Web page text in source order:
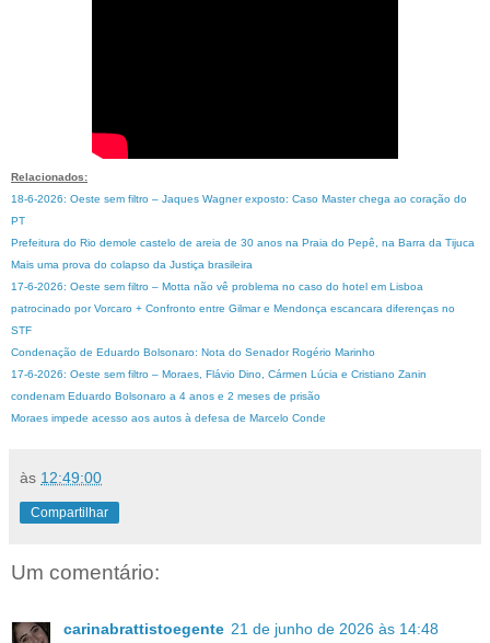
Relacionados:
18-6-2026: Oeste sem filtro – Jaques Wagner exposto: Caso Master chega ao coração do
PT
Prefeitura do Rio demole castelo de areia de 30 anos na Praia do Pepê, na Barra da Tijuca
Mais uma prova do colapso da Justiça brasileira
17-6-2026: Oeste sem filtro – Motta não vê problema no caso do hotel em Lisboa
patrocinado por Vorcaro + Confronto entre Gilmar e Mendonça escancara diferenças no
STF
Condenação de Eduardo Bolsonaro: Nota do Senador Rogério Marinho
17-6-2026: Oeste sem filtro – Moraes, Flávio Dino, Cármen Lúcia e Cristiano Zanin
condenam Eduardo Bolsonaro a 4 anos e 2 meses de prisão
Moraes impede acesso aos autos à defesa de Marcelo Conde
às 12:49:00
Compartilhar
Um comentário:
carinabrattistoegente 21 de junho de 2026 às 14:48